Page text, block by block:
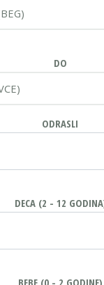
DO
ODRASLI
DECA (2 - 12
BEBE (0 - 2 GODINE)